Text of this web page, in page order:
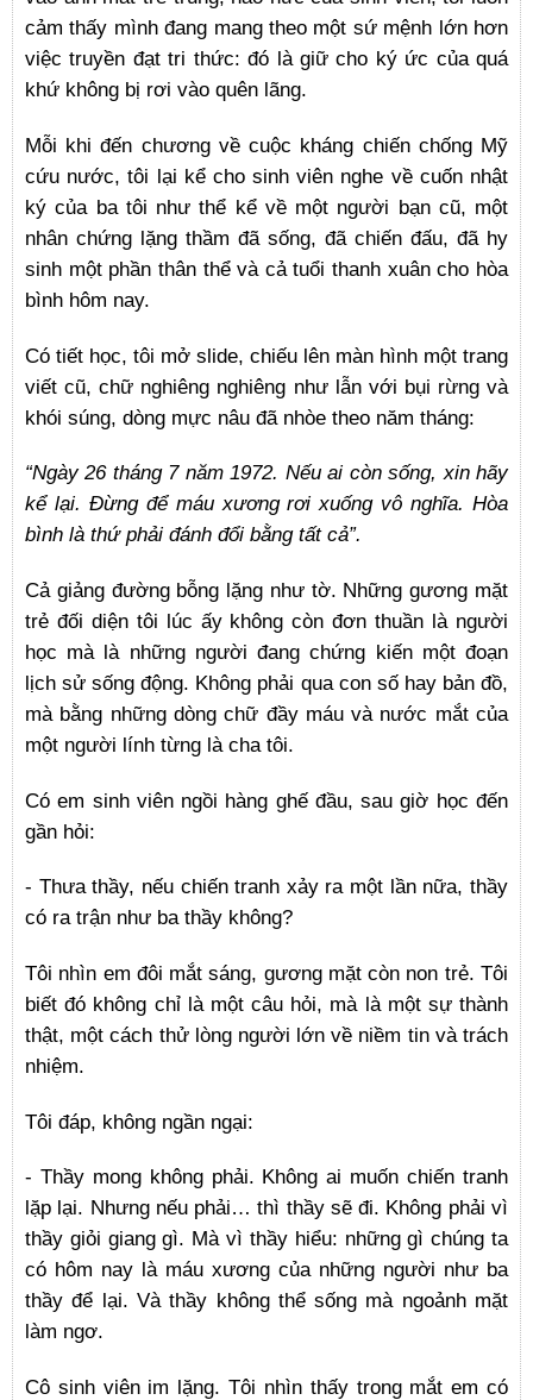
cảm thấy mình đang mang theo một sứ mệnh lớn hơn
việc truyền đạt tri thức: đó là giữ cho ký ức của quá
khứ không bị rơi vào quên lãng.
Mỗi khi đến chương về cuộc kháng chiến chống Mỹ
cứu nước, tôi lại kể cho sinh viên nghe về cuốn nhật
ký của ba tôi như thể kể về một người bạn cũ, một
nhân chứng lặng thầm đã sống, đã chiến đấu, đã hy
sinh một phần thân thể và cả tuổi thanh xuân cho hòa
bình hôm nay.
Có tiết học, tôi mở slide, chiếu lên màn hình một trang
viết cũ, chữ nghiêng nghiêng như lẫn với bụi rừng và
khói súng, dòng mực nâu đã nhòe theo năm tháng:
“Ngày 26 tháng 7 năm 1972. Nếu ai còn sống, xin hãy
kể lại. Đừng để máu xương rơi xuống vô nghĩa. Hòa
bình là thứ phải đánh đổi bằng tất cả”.
Cả giảng đường bỗng lặng như tờ. Những gương mặt
trẻ đối diện tôi lúc ấy không còn đơn thuần là người
học mà là những người đang chứng kiến một đoạn
lịch sử sống động. Không phải qua con số hay bản đồ,
mà bằng những dòng chữ đầy máu và nước mắt của
một người lính từng là cha tôi.
Có em sinh viên ngồi hàng ghế đầu, sau giờ học đến
gần hỏi:
- Thưa thầy, nếu chiến tranh xảy ra một lần nữa, thầy
có ra trận như ba thầy không?
Tôi nhìn em đôi mắt sáng, gương mặt còn non trẻ. Tôi
biết đó không chỉ là một câu hỏi, mà là một sự thành
thật, một cách thử lòng người lớn về niềm tin và trách
nhiệm.
Tôi đáp, không ngần ngại:
- Thầy mong không phải. Không ai muốn chiến tranh
lặp lại. Nhưng nếu phải… thì thầy sẽ đi. Không phải vì
thầy giỏi giang gì. Mà vì thầy hiểu: những gì chúng ta
có hôm nay là máu xương của những người như ba
thầy để lại. Và thầy không thể sống mà ngoảnh mặt
làm ngơ.
Cô sinh viên im lặng. Tôi nhìn thấy trong mắt em có